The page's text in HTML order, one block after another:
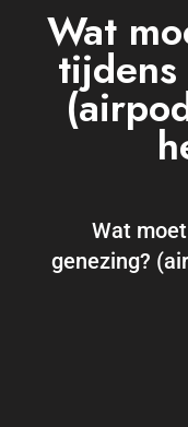
Wat
Wat
genezing?